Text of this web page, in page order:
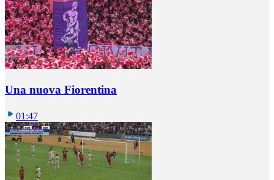
Una nuova Fiorentina
01:47